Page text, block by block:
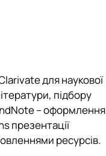
для наукової
підбору
– оформлення
презентації
ресурсів.